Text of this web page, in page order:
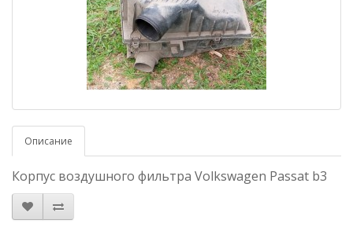
Описание
Корпус воздушного фильтра Volkswagen Passat b3